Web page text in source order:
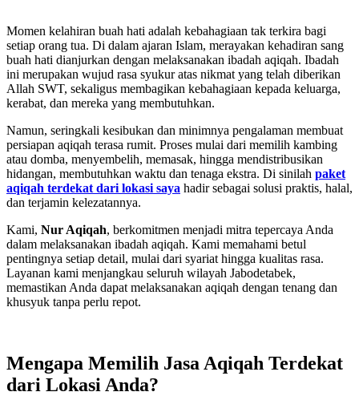
Momen kelahiran buah hati adalah kebahagiaan tak terkira bagi
setiap orang tua. Di dalam ajaran Islam, merayakan kehadiran sang
buah hati dianjurkan dengan melaksanakan ibadah aqiqah. Ibadah
ini merupakan wujud rasa syukur atas nikmat yang telah diberikan
Allah SWT, sekaligus membagikan kebahagiaan kepada keluarga,
kerabat, dan mereka yang membutuhkan.
Namun, seringkali kesibukan dan minimnya pengalaman membuat
persiapan aqiqah terasa rumit. Proses mulai dari memilih kambing
atau domba, menyembelih, memasak, hingga mendistribusikan
hidangan, membutuhkan waktu dan tenaga ekstra. Di sinilah paket
aqiqah terdekat dari lokasi saya hadir sebagai solusi praktis, halal,
dan terjamin kelezatannya.
Kami, Nur Aqiqah, berkomitmen menjadi mitra tepercaya Anda
dalam melaksanakan ibadah aqiqah. Kami memahami betul
pentingnya setiap detail, mulai dari syariat hingga kualitas rasa.
Layanan kami menjangkau seluruh wilayah Jabodetabek,
memastikan Anda dapat melaksanakan aqiqah dengan tenang dan
khusyuk tanpa perlu repot.
Mengapa Memilih Jasa Aqiqah Terdekat
dari Lokasi Anda?